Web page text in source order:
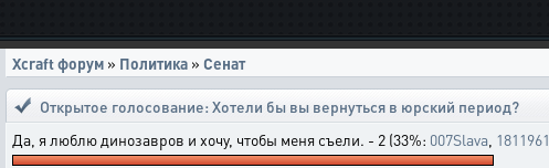
Xcraft форум » Политика » Сенат
Открытое голосование:Хотели бы вы вернуться в юрский период?
Да, я люблю динозавров и хочу, чтобы меня съели. - 2 (33%: 007Slava 1811961